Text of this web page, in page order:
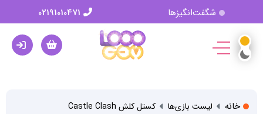
شگفت‌انگیزها
خانه لیست بازی‌ها
کستل کلش Castle Clash